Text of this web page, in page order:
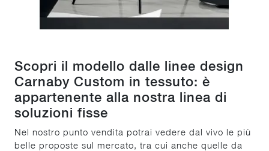
Scopri il modello dalle linee design
Carnaby Custom in tessuto: è
appartenente alla nostra linea di
soluzioni fisse
Nel nostro punto vendita potrai vedere dal vivo le più
belle proposte sul mercato, tra cui anche quelle da